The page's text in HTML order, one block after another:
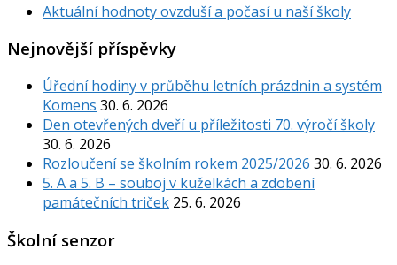
Aktuální hodnoty ovzduší a počasí u naší školy
Nejnovější příspěvky
Úřední hodiny v průběhu letních prázdnin a systém
Komens 30. 6. 2026
Den otevřených dveří u příležitosti 70. výročí školy
30. 6. 2026
Rozloučení se školním rokem 2025/2026 30. 6. 2026
5. A a 5. B – souboj v kuželkách a zdobení
památečních triček 25. 6. 2026
Školní senzor